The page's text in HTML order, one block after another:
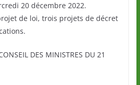
20 décembre 2022.
de loi, trois projets de décret
DES MINISTRES DU 21